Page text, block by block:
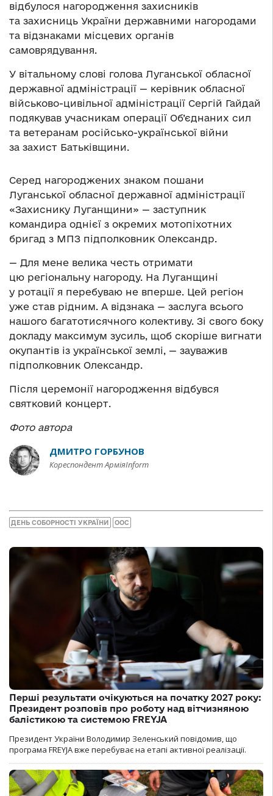
відбулося нагородження захисників
та захисниць України державними нагородами
та відзнаками місцевих органів
самоврядування.
У вітальному слові голова Луганської обласної
державної адміністрації — керівник обласної
військово-цивільної адміністрації Сергій Гайдай
подякував учасникам операції Об’єднаних сил
та ветеранам російсько-української війни
за захист Батьківщини.
Серед нагороджених знаком пошани
Луганської обласної державної адміністрації
«Захиснику Луганщини» — заступник
командира однієї з окремих мотопіхотних
бригад з МПЗ підполковник Олександр.
— Для мене велика честь отримати
цю регіональну нагороду. На Луганщині
у ротації я перебуваю не вперше. Цей регіон
уже став рідним. А відзнака — заслуга всього
нашого багатотисячного колективу. Зі свого боку
докладу максимум зусиль, щоб скоріше вигнати
окупантів із української землі, — зауважив
підполковник Олександр.
Після церемонії нагородження відбувся
святковий концерт.
Фото автора
ДМИТРО ГОРБУНОВ
Кореспондент АрміяInform
ДЕНЬ СОБОРНОСТІ УКРАЇНИ ООС
Перші результати очікуються на початку 2027 року:
Президент розповів про роботу над вітчизняною
балістикою та системою FREYJA
Президент України Володимир Зеленський повідомив, що
програма FREYJA вже перебуває на етапі активної реалізації.